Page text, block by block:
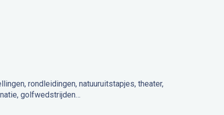
rondleidingen, natuuruitstapjes, theater,
golfwedstrijden…